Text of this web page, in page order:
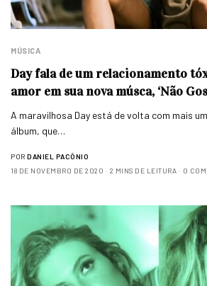
MÚSICA
Day fala de um relacionamento
amor em sua nova músca, ‘Não
A maravilhosa Day está de volta com mais
álbum, que…
POR DANIEL PACÔNIO
18 DE NOVEMBRO DE 2020
2 MINS DE LEITURA 0